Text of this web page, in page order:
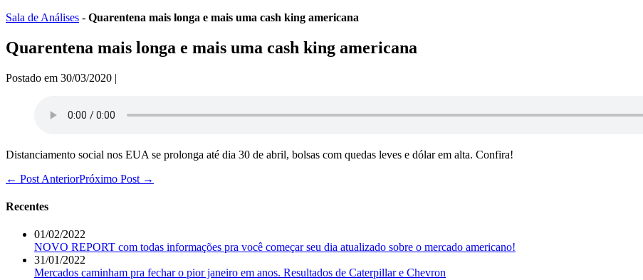
Ir
o
conteúdo
Sala de Análises - Quarentena mais longa e mais uma cash king americana
Quarentena mais longa e mais uma cash king americana
Postado em 30/03/2020 |
Distanciamento social nos EUA se prolonga até dia 30 de abril, bolsas com quedas leves e dólar em alta. Confira!
Navegação
post
← Post AnteriorPróximo Post →
Recentes
01/02/2022
NOVO REPORT com todas informações pra você começar seu dia atualizado sobre o mercado americano!
31/01/2022
Mercados caminham pra fechar o pior janeiro em anos. Resultados de Caterpillar e Chevron